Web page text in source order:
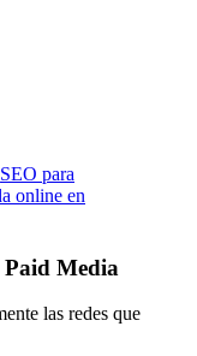
SEO para
online en
Paid Media
las redes que